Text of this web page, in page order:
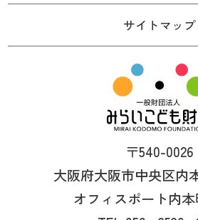
サイトマップ
〒540-0026
大阪府大阪市中央区内
オフィスポート内本